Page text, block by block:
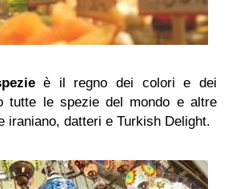
è il regno dei colori e dei
tutte le spezie del mondo e altre
iraniano, datteri e Turkish Delight.